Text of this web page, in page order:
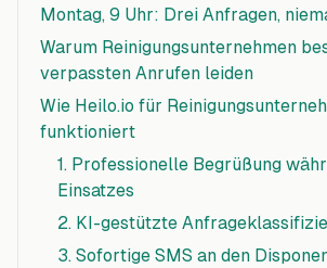
Montag, 9 Uhr: Drei Anfragen,
Warum Reinigungsunternehmen
verpassten Anrufen leiden
Wie Heilo.io für
funktioniert
1. Professionelle Begrüßung
Einsatzes
2. KI-gestützte
3. Sofortige SMS an den